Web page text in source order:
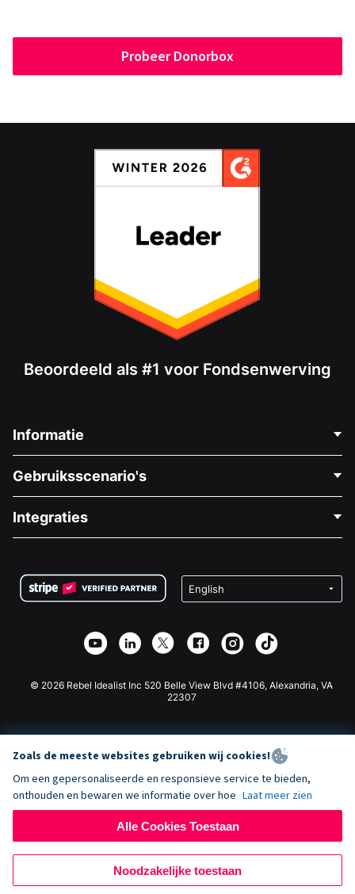
Probeer Donorbox
Beoordeeld als #1 voor Fondsenwerving
Informatie
Over Ons
Vacatures
Privacy
Affiliate Partnerschap
Gebruiksscenario's
Medische Fondsenwerving
Goede Doelen Fondsenwerving
Integraties
Wix Donatie Plugin
Webflow Donatie App
Joomla Donatie
© 2026 Rebel Idealist Inc 520 Belle View Blvd #4106, Alexandria, VA
22307
Zoals de meeste websites gebruiken wij cookies!
Om een gepersonaliseerde en responsieve service te bieden,
onthouden en bewaren we informatie over hoe Laat meer zien
Alle Cookies Toestaan
Noodzakelijke toestaan